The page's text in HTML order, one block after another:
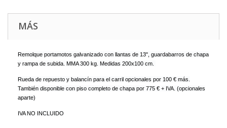
MÁS
Remolque portamotos galvanizado con llantas de 13", guardabarros de chapa
y rampa de subida. MMA 300 kg. Medidas 200x100 cm.
Rueda de repuesto y balancín para el carril opcionales por 100 € más.
También disponible con piso completo de chapa por 775 € + IVA. (opcionales
aparte)
IVA NO INCLUIDO